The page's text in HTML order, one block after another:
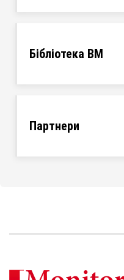
Бібліотека ВМ
Партнери